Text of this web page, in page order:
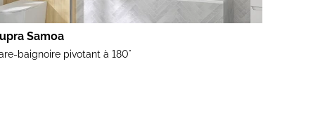
Samoa
baignoire pivotant à 180°